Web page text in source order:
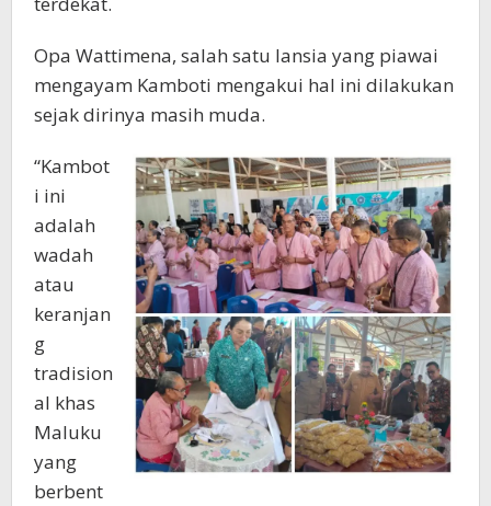
Opa Wattimena, salah satu lansia yang piawai
mengayam Kamboti mengakui hal ini dilakukan
sejak dirinya masih muda.
“Kambot
i ini
adalah
wadah
atau
keranjan
g
tradision
al khas
Maluku
yang
berbent